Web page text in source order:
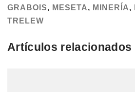
GRABOIS, MESETA, MINERÍA,
TRELEW
Artículos relacionados